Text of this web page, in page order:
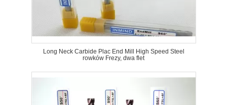
Long Neck Carbide Plac End Mill High Speed ​​Steel
rowków Frezy, dwa flet